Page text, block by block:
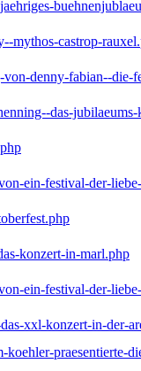
mythos-castrop-
von-denny-fabian--die-
das-
ein-festival-der-
konzert-in-marl.php
ein-festival-der-
xxl-konzert-in-der-
koehler-praesentierte-